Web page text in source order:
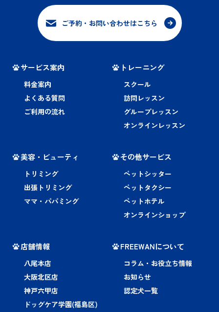
ご予約・お問い合わせはこちら
サービス案内
料金案内
よくある質問
ご利用の流れ
トレーニング
スクール
訪問レッスン
グループレッスン
オンラインレッスン
美容・ビューティ
トリミング
出張トリミング
ママ・パパミング
その他サービス
ペットシッター
ペットタクシー
ペットホテル
オンラインショップ
店舗情報
八尾本店
大阪北区店
神戸六甲店
ドッグケア学園(福島区)
FREEWANについて
コラム・お役立ち情報
お知らせ
認定犬一覧